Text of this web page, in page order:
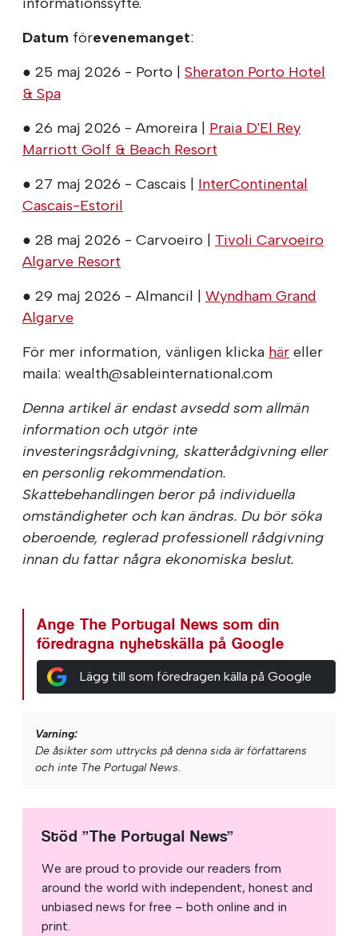
Datum förevenemanget:
● 25 maj 2026 - Porto | Sheraton Porto Hotel
& Spa
● 26 maj 2026 - Amoreira | Praia D'El Rey
Marriott Golf & Beach Resort
● 27 maj 2026 - Cascais | InterContinental
Cascais-Estoril
● 28 maj 2026 - Carvoeiro | Tivoli Carvoeiro
Algarve Resort
● 29 maj 2026 - Almancil | Wyndham Grand
Algarve
För mer information, vänligen klicka här eller
maila: wealth@sableinternational.com
Denna artikel är endast avsedd som allmän
information och utgör inte
investeringsrådgivning, skatterådgivning eller
en personlig rekommendation.
Skattebehandlingen beror på individuella
omständigheter och kan ändras. Du bör söka
oberoende, reglerad professionell rådgivning
innan du fattar några ekonomiska beslut.
Ange The Portugal News som din
föredragna nyhetskälla på Google
Lägg till som föredragen källa på Google
Varning:
De åsikter som uttrycks på denna sida är författarens
och inte The Portugal News.
Stöd ”The Portugal News”
We are proud to provide our readers from
around the world with independent, honest and
unbiased news for free – both online and in
print.